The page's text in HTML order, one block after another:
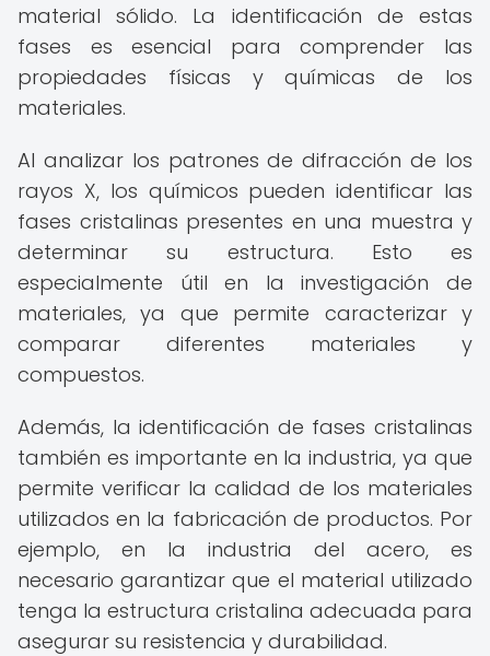
material sólido. La identificación de estas
fases es esencial para comprender las
propiedades físicas y químicas de los
materiales.
Al analizar los patrones de difracción de los
rayos X, los químicos pueden identificar las
fases cristalinas presentes en una muestra y
determinar su estructura. Esto es
especialmente útil en la investigación de
materiales, ya que permite caracterizar y
comparar diferentes materiales y
compuestos.
Además, la identificación de fases cristalinas
también es importante en la industria, ya que
permite verificar la calidad de los materiales
utilizados en la fabricación de productos. Por
ejemplo, en la industria del acero, es
necesario garantizar que el material utilizado
tenga la estructura cristalina adecuada para
asegurar su resistencia y durabilidad.